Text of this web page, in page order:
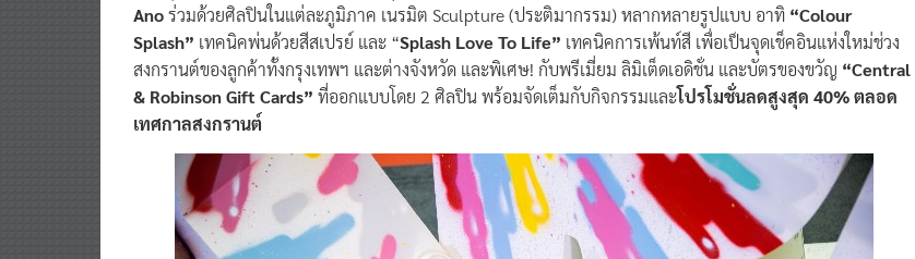
Anoร่วมด้วยศิลปินในแต่ละภูมิภาค เนรมิต Sculpture (ประติมากรรม) หลากหลายรูปแบบ อาทิ “Colour
Splash” เทคนิคพ่นด้วยสีสเปรย์ และ “Splash Love To Life” เทคนิคการเพ้นท์สี เพื่อเป็นจุดเช็คอินแห่งใหม่ช่วง
สงกรานต์ของลูกค้าทั้งกรุงเทพฯ และต่างจังหวัด และพิเศษ! กับพรีเมี่ยม ลิมิเต็ดเอดิชั่น และบัตรของขวัญ “Central
& Robinson Gift Cards” ที่ออกแบบโดย 2 ศิลปิน พร้อมจัดเต็มกับกิจกรรมและโปรโมชั่นลดสูงสุด 40% ตลอด
เทศกาลสงกรานต์